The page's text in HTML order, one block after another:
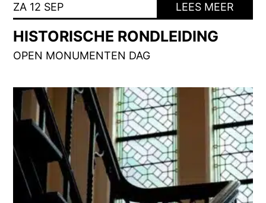
ZA 12 SEP LEES MEER
HISTORISCHE RONDLEIDING
OPEN MONUMENTEN DAG